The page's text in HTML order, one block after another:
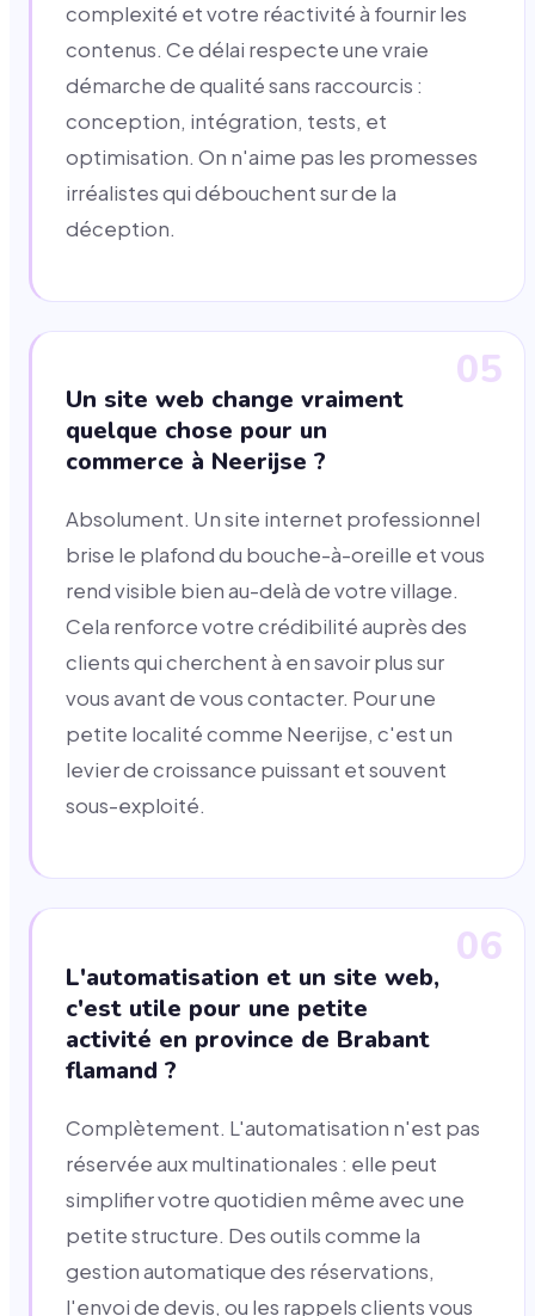
complexité et votre réactivité à fournir les
contenus. Ce délai respecte une vraie
démarche de qualité sans raccourcis :
conception, intégration, tests, et
optimisation. On n'aime pas les promesses
irréalistes qui débouchent sur de la
déception.
05
Un site web change vraiment
quelque chose pour un
commerce à Neerijse ?
Absolument. Un site internet professionnel
brise le plafond du bouche-à-oreille et vous
rend visible bien au-delà de votre village.
Cela renforce votre crédibilité auprès des
clients qui cherchent à en savoir plus sur
vous avant de vous contacter. Pour une
petite localité comme Neerijse, c'est un
levier de croissance puissant et souvent
sous-exploité.
06
L'automatisation et un site web,
c'est utile pour une petite
activité en province de Brabant
flamand ?
Complètement. L'automatisation n'est pas
réservée aux multinationales : elle peut
simplifier votre quotidien même avec une
petite structure. Des outils comme la
gestion automatique des réservations,
l'envoi de devis, ou les rappels clients vous